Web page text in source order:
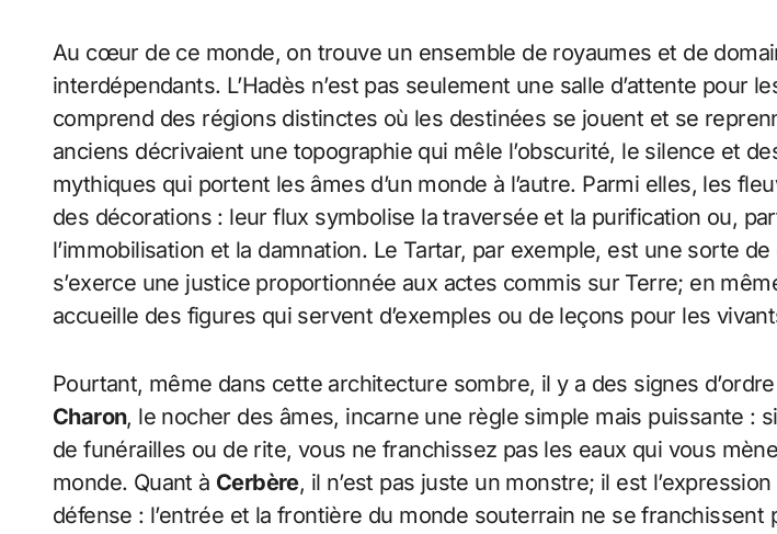
Au cœur de ce monde, on trouve un ensemble de royaumes et de
interdépendants. L’Hadès n’est pas seulement une salle d’attente pour
comprend des régions distinctes où les destinées se jouent et se
anciens décrivaient une topographie qui mêle l’obscurité, le silence et
mythiques qui portent les âmes d’un monde à l’autre. Parmi elles, les
des décorations : leur flux symbolise la traversée et la purification ou,
l’immobilisation et la damnation. Le Tartar, par exemple, est une sorte
s’exerce une justice proportionnée aux actes commis sur Terre; en
accueille des figures qui servent d’exemples ou de leçons pour les
Pourtant, même dans cette architecture sombre, il y a des signes
Charon, le nocher des âmes, incarne une règle simple mais puissante :
de funérailles ou de rite, vous ne franchissez pas les eaux qui vous
monde. Quant à Cerbère, il n’est pas juste un monstre; il est l’expression
défense : l’entrée et la frontière du monde souterrain ne se franchissent